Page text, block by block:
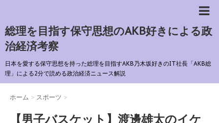
総理を目指す保守思想のAKB好きによる政
治経済考察
日本を愛する保守思想を持った総理を目指すAKB乃木坂好きのIT社長「AKB総
理」による2分で読める政治経済ニュース解説
ホーム > スポーツ >
【男子バスケット】渡邊雄太のイケ